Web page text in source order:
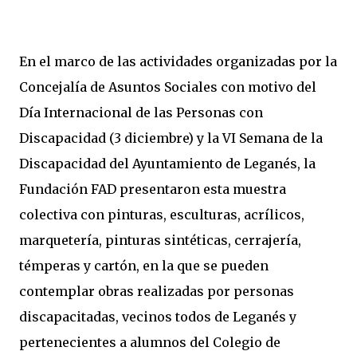
En el marco de las actividades organizadas por la
Concejalía de Asuntos Sociales con motivo del
Día Internacional de las Personas con
Discapacidad (3 diciembre) y la VI Semana de la
Discapacidad del Ayuntamiento de Leganés, la
Fundación FAD presentaron esta muestra
colectiva con pinturas, esculturas, acrílicos,
marquetería, pinturas sintéticas, cerrajería,
témperas y cartón, en la que se pueden
contemplar obras realizadas por personas
discapacitadas, vecinos todos de Leganés y
pertenecientes a alumnos del Colegio de